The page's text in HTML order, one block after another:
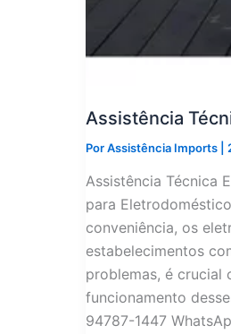
Assistência
PorAssistência Imports
Assistência Técnica
para
conveniência, os
estabelecimentos
problemas, é crucial
funcionamento
94787-1447